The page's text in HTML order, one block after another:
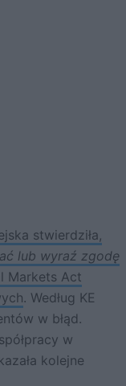
stwierdziła,
lub wyraź zgodę
Markets Act
. Według KE
w błąd.
w
kolejne